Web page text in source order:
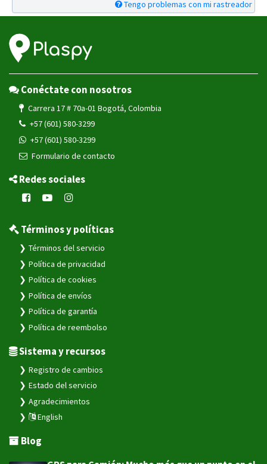
Tengo problemas con mi rastreador
Conéctate con nosotros
Carrera 17 # 70a-01 Bogotá, Colombia
+57 (601) 580-3299
+57 (601) 580-3299
Formulario de contacto
Redes sociales
Términos y políticas
Términos del servicio
Política de privacidad
Política de cookies
Política de envíos
Política de garantía
Política de reembolso
Sistema y recursos
Registro de cambios
Estado del servicio
Agradecimientos
English
Blog